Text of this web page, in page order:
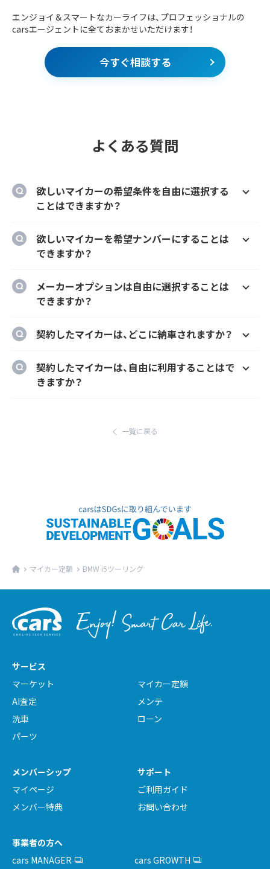
エンジョイ＆スマートなカーライフは、プロフェッショナルの
carsエージェントに全ておまかせいただけます！
今すぐ相談する
よくある質問
欲しいマイカーの希望条件を自由に選択する
ことはできますか？
ー、契約期間、ボーナス払い等を自由に選択す
ることができます。
欲しいマイカーを希望ナンバーにすることは
できますか？
とができます。
メーカーオプションは自由に選択することは
できますか？
様にカーナビ、ドラレコ、ETC、フロアマット等
ます。
契約したマイカーは、どこに納車されますか？
とができます。
ただし、輸入車リース（新車）の場合、納車場所
契約したマイカーは、自由に利用することはで
きますか？
一覧に戻る
マイカー定額 BMW i5ツーリング
サービス
マーケット
マイカー定額
AI査定
メンテ
洗車
ローン
パーツ
メンバーシップ
マイページ
メンバー特典
サポート
ご利用ガイド
お問い合わせ
事業者の方へ
cars MANAGER
cars GROWTH